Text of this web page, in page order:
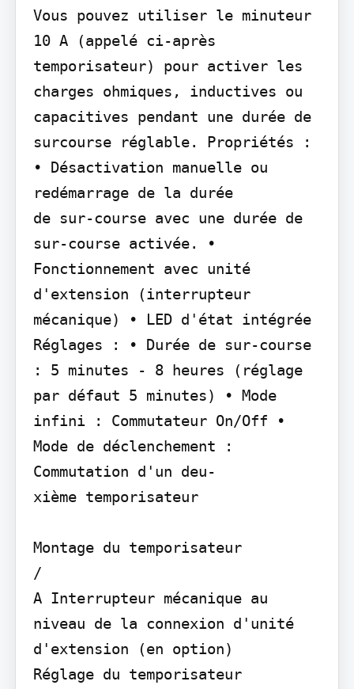
Vous pouvez utiliser le minuteur
10 A (appelé ci-après
temporisateur) pour activer les
charges ohmiques, inductives ou
capacitives pendant une durée de
surcourse réglable. Propriétés :
• Désactivation manuelle ou
redémarrage de la durée
de sur-course avec une durée de
sur-course activée. •
Fonctionnement avec unité
d'extension (interrupteur
mécanique) • LED d'état intégrée
Réglages : • Durée de sur-course
: 5 minutes - 8 heures (réglage
par défaut 5 minutes) • Mode
infini : Commutateur On/Off •
Mode de déclenchement :
Commutation d'un deu-
xième temporisateur
Montage du temporisateur
/
A Interrupteur mécanique au
niveau de la connexion d'unité
d'extension (en option)
Réglage du temporisateur